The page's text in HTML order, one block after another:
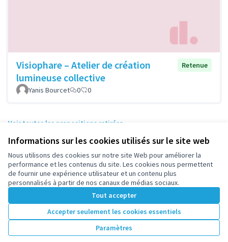
Informations sur les cookies utilisés sur le site web
Nous utilisons des cookies sur notre site Web pour améliorer la
performance et les contenus du site. Les cookies nous permettent
de fournir une expérience utilisateur et un contenu plus
personnalisés à partir de nos canaux de médias sociaux.
Tout accepter
Accepter seulement les cookies essentiels
Paramètres
Visiophare – Atelier de création
lumineuse collective
Retenue
Yanis Bourcet 0 0
Voir toutes les propositions retirées
Conditions d'utilisation
Paramètres des cookies
participez.nanterre.fr sur X
(Lien externe)
participez.nanterre.fr sur Facebook
participez.nanterre.fr sur Instagram
participez.nanterre.fr sur YouTube
(Lien externe)
participez.nanterre.fr sur GitHub
(Lien externe)
Site réalisé grâce aulogiciel libre Decidim .
Licence
(Lien